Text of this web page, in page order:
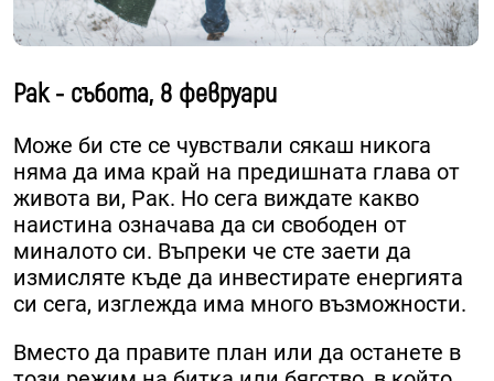
Рак - събота, 8 февруари
Може би сте се чувствали сякаш никога
няма да има край на предишната глава от
живота ви, Рак. Но сега виждате какво
наистина означава да си свободен от
миналото си. Въпреки че сте заети да
измисляте къде да инвестирате енергията
си сега, изглежда има много възможности.
Вместо да правите план или да останете в